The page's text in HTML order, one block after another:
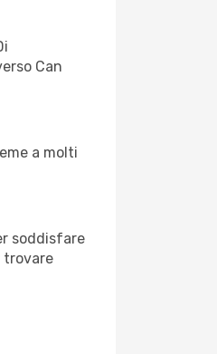
Can
a molti
soddisfare
trovare